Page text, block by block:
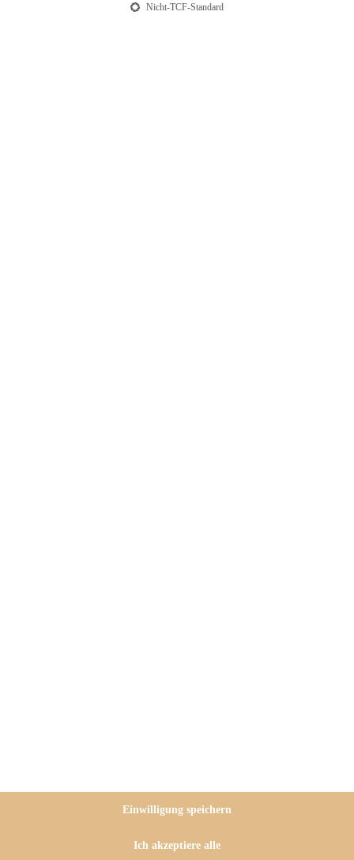
und musste unbedingt
sondern auch vegan,
sofort verfallen und die
unbedingt ganz schnell
Dressing vegan
gefuttert werden,
Nicht-TCF-Standard
Einwilligung speichern
Ich akzeptiere alle